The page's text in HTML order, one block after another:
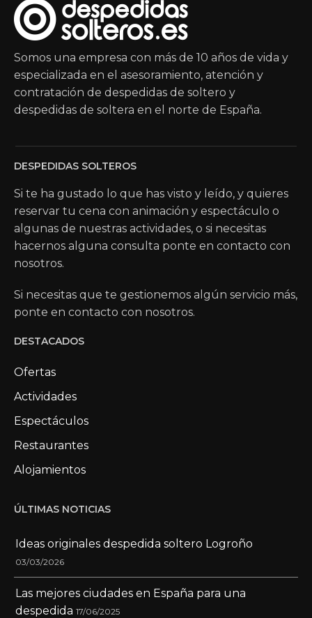
Somos una empresa con más de 10 años de vida y
especializada en el asesoramiento, atención y
contratación de despedidas de soltero y
despedidas de soltera en el norte de España.
DESPEDIDAS SOLTEROS
Si te ha gustado lo que has visto y leído, y quieres
reservar tu cena con animación y espectáculo o
algunas de nuestras actividades, o si necesitas
hacernos alguna consulta ponte en contacto con
nosotros.
Si necesitas que te gestionemos algún servicio más,
ponte en contacto con nosotros.
DESTACADOS
Ofertas
Actividades
Espectáculos
Restaurantes
Alojamientos
ÚLTIMAS NOTICIAS
Ideas originales despedida soltero Logroño
03/03/2026
Las mejores ciudades en España para una
despedida 17/06/2025